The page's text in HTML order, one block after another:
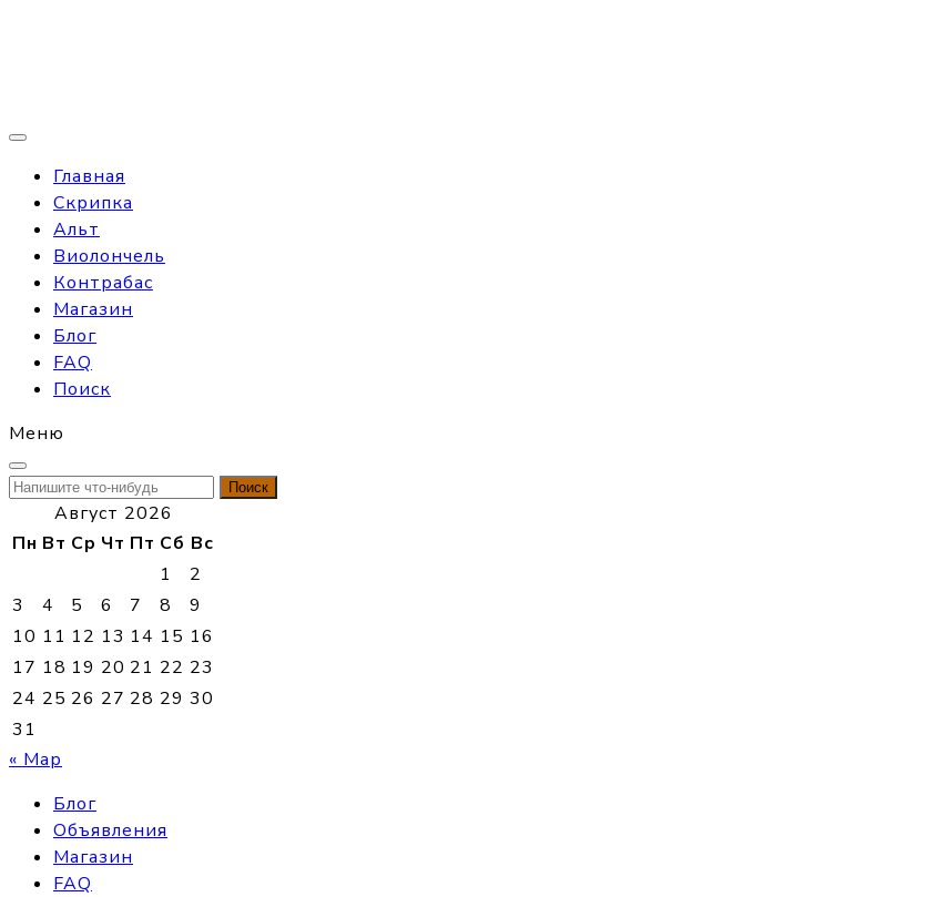
Главная
Скрипка
Альт
Виолончель
Контрабас
Магазин
Блог
FAQ
Поиск
Меню
Найти:
Август 2026
Пн Вт Ср Чт Пт Сб Вс
1
2
3
4 5 6 7 8
9
10 11 12 13 14 15 16
17 18 19 20 21 22 23
24 25 26 27 28 29 30
31
« Мар
Блог
Объявления
Магазин
FAQ